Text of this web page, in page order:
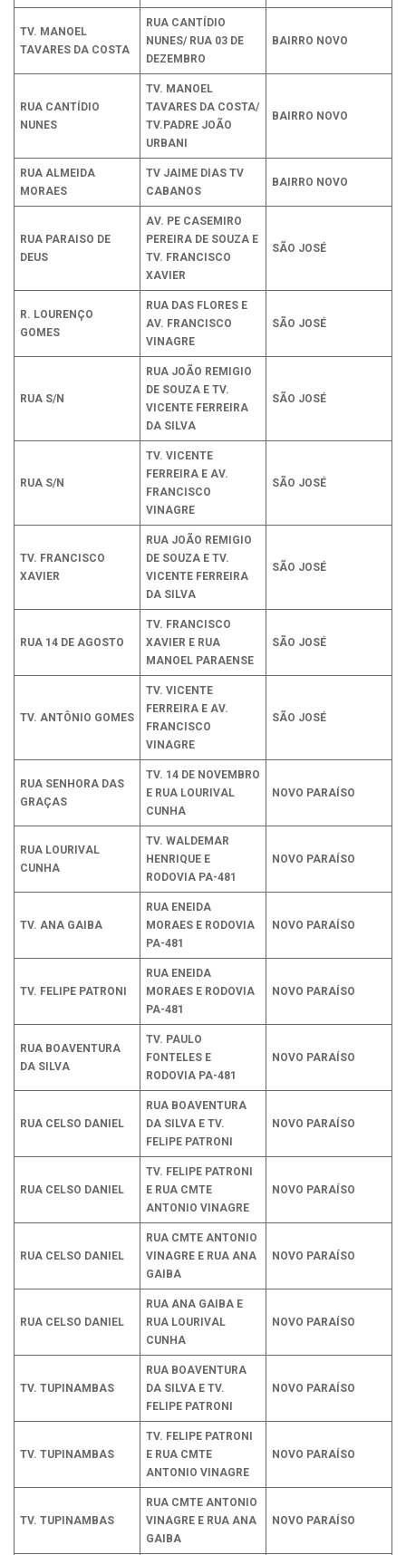
TV. MANOEL
TAVARES DA COSTA
RUA CANTÍDIO
NUNES/ RUA 03 DE
DEZEMBRO
BAIRRO NOVO
RUA CANTÍDIO
NUNES
TV. MANOEL
TAVARES DA COSTA/
TV.PADRE JOÃO
URBANI
BAIRRO NOVO
RUA ALMEIDA
MORAES
TV JAIME DIAS TV
CABANOS
BAIRRO NOVO
RUA PARAISO DE
DEUS
AV. PE CASEMIRO
PEREIRA DE SOUZA E
TV. FRANCISCO
XAVIER
SÃO JOSÉ
R. LOURENÇO
GOMES
RUA DAS FLORES E
AV. FRANCISCO
VINAGRE
SÃO JOSÉ
RUA S/N
RUA JOÃO REMIGIO
DE SOUZA E TV.
VICENTE FERREIRA
DA SILVA
SÃO JOSÉ
RUA S/N
TV. VICENTE
FERREIRA E AV.
FRANCISCO
VINAGRE
SÃO JOSÉ
TV. FRANCISCO
XAVIER
RUA JOÃO REMIGIO
DE SOUZA E TV.
VICENTE FERREIRA
DA SILVA
SÃO JOSÉ
RUA 14 DE AGOSTO
TV. FRANCISCO
XAVIER E RUA
MANOEL PARAENSE
SÃO JOSÉ
TV. ANTÔNIO GOMES
TV. VICENTE
FERREIRA E AV.
FRANCISCO
VINAGRE
SÃO JOSÉ
RUA SENHORA DAS
GRAÇAS
TV. 14 DE NOVEMBRO
E RUA LOURIVAL
CUNHA
NOVO PARAÍSO
RUA LOURIVAL
CUNHA
TV. WALDEMAR
HENRIQUE E
RODOVIA PA-481
NOVO PARAÍSO
TV. ANA GAIBA
RUA ENEIDA
MORAES E RODOVIA
PA-481
NOVO PARAÍSO
TV. FELIPE PATRONI
RUA ENEIDA
MORAES E RODOVIA
PA-481
NOVO PARAÍSO
RUA BOAVENTURA
DA SILVA
TV. PAULO
FONTELES E
RODOVIA PA-481
NOVO PARAÍSO
RUA CELSO DANIEL
RUA BOAVENTURA
DA SILVA E TV.
FELIPE PATRONI
NOVO PARAÍSO
RUA CELSO DANIEL
TV. FELIPE PATRONI
E RUA CMTE
ANTONIO VINAGRE
NOVO PARAÍSO
RUA CELSO DANIEL
RUA CMTE ANTONIO
VINAGRE E RUA ANA
GAIBA
NOVO PARAÍSO
RUA CELSO DANIEL
RUA ANA GAIBA E
RUA LOURIVAL
CUNHA
NOVO PARAÍSO
TV. TUPINAMBAS
RUA BOAVENTURA
DA SILVA E TV.
FELIPE PATRONI
NOVO PARAÍSO
TV. TUPINAMBAS
TV. FELIPE PATRONI
E RUA CMTE
ANTONIO VINAGRE
NOVO PARAÍSO
TV. TUPINAMBAS
RUA CMTE ANTONIO
VINAGRE E RUA ANA
GAIBA
NOVO PARAÍSO